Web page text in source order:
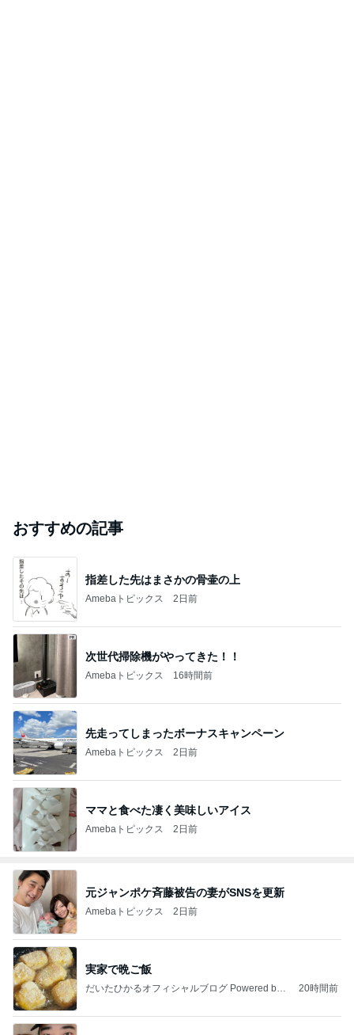
おすすめの記事
指差した先はまさかの骨壷の上
Amebaトピックス 2日前
次世代掃除機がやってきた！！
Amebaトピックス 16時間前
先走ってしまったボーナスキャンペーン
Amebaトピックス 2日前
ママと食べた凄く美味しいアイス
Amebaトピックス 2日前
元ジャンポケ斉藤被告の妻がSNSを更新
Amebaトピックス 2日前
実家で晩ご飯
だいたひかるオフィシャルブログ Powered by
20時間前